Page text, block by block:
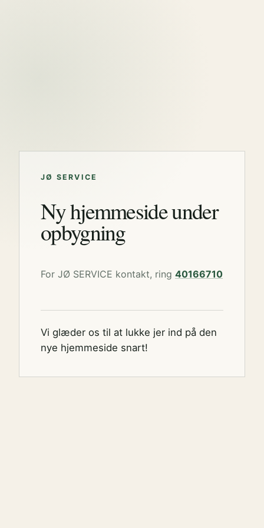
JØ SERVICE
Ny hjemmeside under
opbygning
For JØ SERVICE kontakt, ring 40166710
Vi glæder os til at lukke jer ind på den
nye hjemmeside snart!